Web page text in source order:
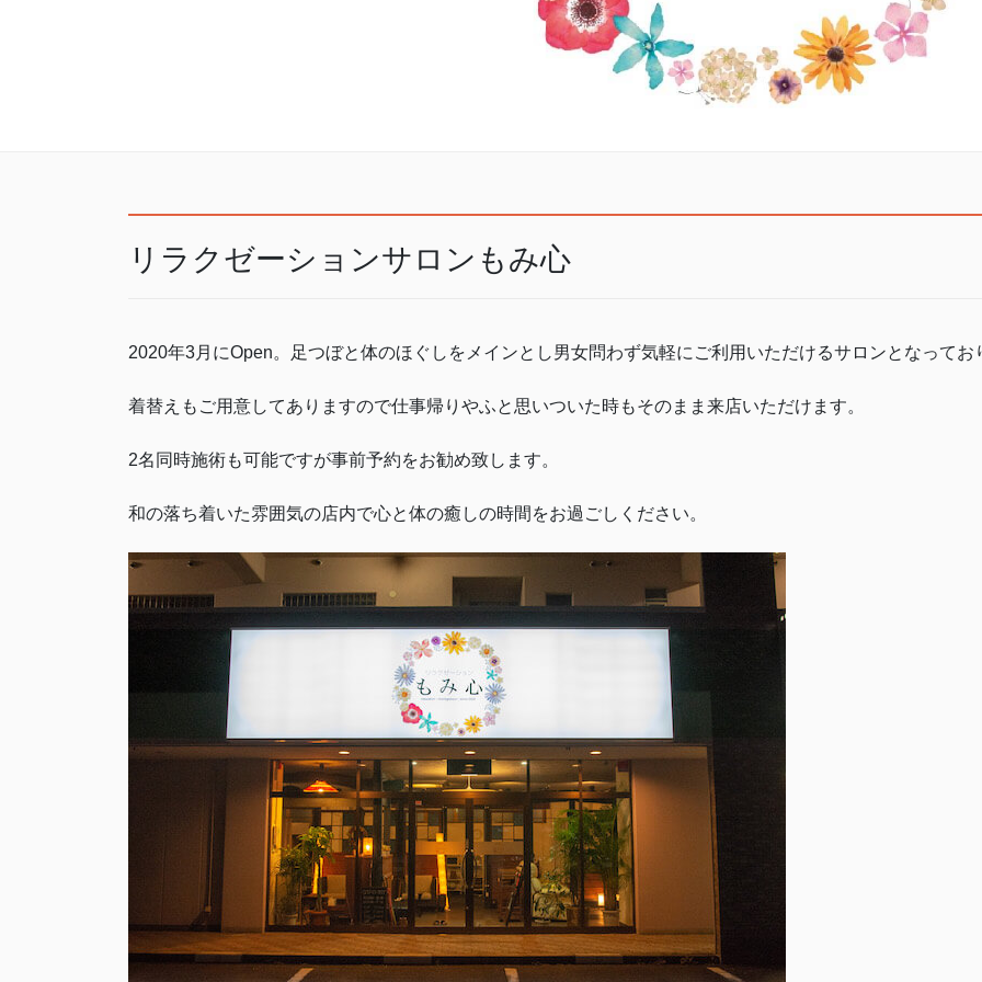
リラクゼーションサロンもみ心
2020年3月にOpen。足つぼと体のほぐしをメインとし男女問わず気軽にご利用いただけるサロンとなってお
着替えもご用意してありますので仕事帰りやふと思いついた時もそのまま来店いただけます。
2名同時施術も可能ですが事前予約をお勧め致します。
和の落ち着いた雰囲気の店内で心と体の癒しの時間をお過ごしください。